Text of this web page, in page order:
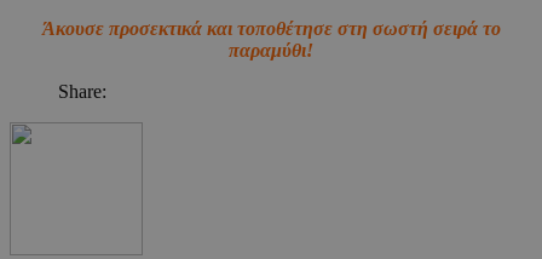
Άκουσε προσεκτικά και τοποθέτησε στη σωστή σειρά το
παραμύθι!
Share: